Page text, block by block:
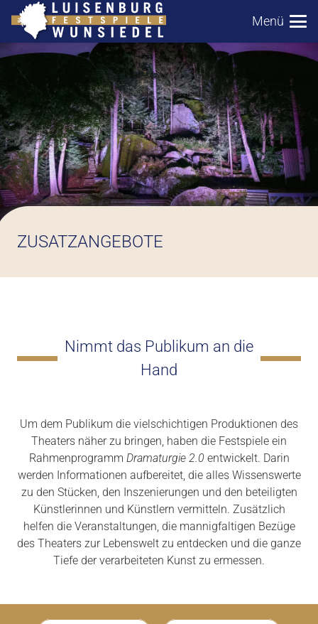
Menü
ZUSATZANGEBOTE
Nimmt das Publikum an die
Hand
Um dem Publikum die vielschichtigen Produktionen des
Theaters näher zu bringen, haben die Festspiele ein
Rahmenprogramm Dramaturgie 2.0entwickelt. Darin
werden Informationen aufbereitet, die alles Wissenswerte
zu den Stücken, den Inszenierungen und den beteiligten
Künstlerinnen und Künstlern vermitteln. Zusätzlich
helfen die Veranstaltungen, die mannigfaltigen Bezüge
des Theaters zur Lebenswelt zu entdecken und die ganze
Tiefe der verarbeiteten Kunst zu ermessen.